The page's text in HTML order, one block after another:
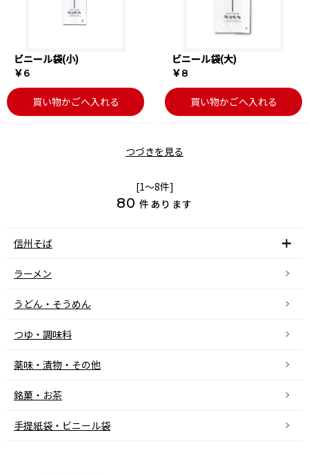
ビニール袋(小)
￥6
買い物かごへ入れる
ビニール袋(大)
￥8
買い物かごへ入れる
つづきを見る
[1～8件]
80 件あります
信州そば
ラーメン
うどん・そうめん
つゆ・調味料
薬味・漬物・その他
銘菓・お茶
手提紙袋・ビニール袋